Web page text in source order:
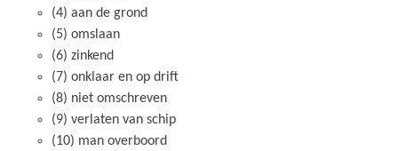
(4) aan de grond
(5) omslaan
(6) zinkend
(7) onklaar en op drift
(8) niet omschreven
(9) verlaten van schip
(10) man overboord